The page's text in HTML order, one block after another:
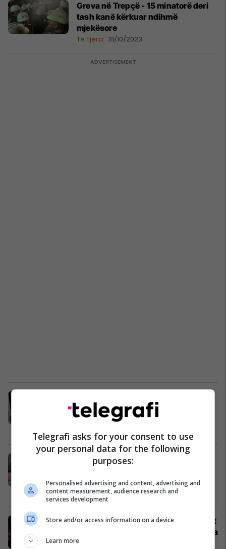
Greva në Trepçë - 15 minatorë deri
tash kanë kërkuar ndihmë
mjekësore
Të Tjera 31/10/2023
Rizvanolli nuk shkon për të
raportuar në Komision - deputetët
sindikal
Sindikata e Minatorëve të Trepçës:
ndalen
Ekonomi 30/10/2023
Çka thuhet në arsyetimin e vendimit
për largimin e përkohshëm nga puna
të disa sindikalistëve?
Telegrafi asks for your consent to use
your personal data for the following
purposes:
Personalised advertising and content, advertising and
content measurement, audience research and
services development
Store and/or access information on a device
Learn more